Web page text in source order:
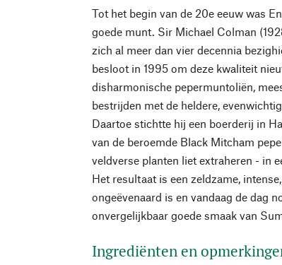
Tot het begin van de 20e eeuw was
goede munt. Sir Michael Colman
zich al meer dan vier decennia
besloot in 1995 om deze kwaliteit
disharmonische pepermuntoliën,
bestrijden met de heldere,
Daartoe stichtte hij een boerderij in
van de beroemde Black Mitcham
veldverse planten liet extraheren - in
Het resultaat is een zeldzame,
ongeëvenaard is en vandaag de dag
onvergelijkbaar goede smaak van
Ingrediënten en